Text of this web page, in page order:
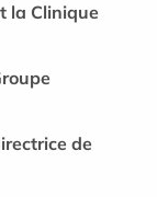
la Clinique
de